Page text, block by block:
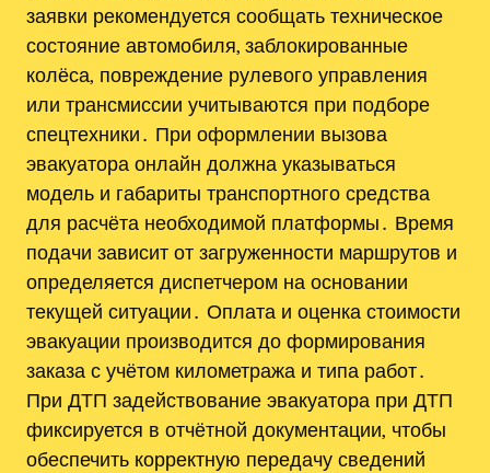
заявки рекомендуется сообщать техническое
состояние автомобиля, заблокированные
колёса‚ повреждение рулевого управления
или трансмиссии учитываются при подборе
спецтехники․ При оформлении вызова
эвакуатора онлайн должна указываться
модель и габариты транспортного средства
для расчёта необходимой платформы․ Время
подачи зависит от загруженности маршрутов и
определяется диспетчером на основании
текущей ситуации․ Оплата и оценка стоимости
эвакуации производится до формирования
заказа с учётом километража и типа работ․
При ДТП задействование эвакуатора при ДТП
фиксируется в отчётной документации‚ чтобы
обеспечить корректную передачу сведений